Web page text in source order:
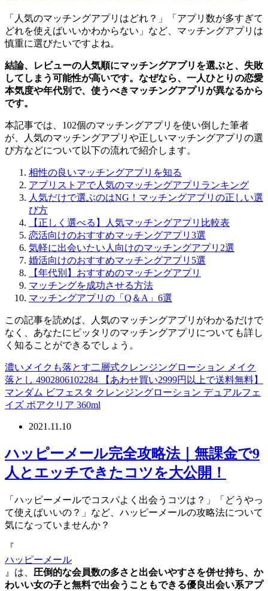
「人気のマッチングアプリはどれ？」「アプリ数が多すぎて
どれを使えばいいかわからない」など、マッチングアプリは
慎重に選びたいですよね。
結論、レビューの人気順にマッチングアプリを選ぶと、失敗
してしまう可能性が高いです。なぜなら、一人ひとりの恋愛
本気度や年代別で、使うべきマッチングアプリが異なるから
です。
本記事では、102個のマッチングアプリを使い倒した筆者
が、人気のマッチングアプリや正しいマッチングアプリの選
び方などについて以下の流れで紹介します。
相性の良いマッチングアプリを知る
アプリストアで人気のマッチングアプリランキング
人気だけで選ぶのはNG！マッチングアプリの正しい選
び方
【正しく選べる】人気マッチングアプリ比較表
恋活向けのおすすめマッチングアプリ3選
気軽に出会いたい人向けのマッチングアプリ2選
婚活向けのおすすめマッチングアプリ5選
【年代別】おすすめのマッチングアプリ
マッチングを成功させる方法
マッチングアプリの「Q＆A」6選
この記事を読めば、人気のマッチングアプリがわかるだけで
なく、あなたにピッタリのマッチングアプリについても詳し
く知ることができるでしょう。
濃いメイクも落とす二層式クレンジングローション メイク
落とし 4902806102284 【あわせ買い2999円以上で送料無料】
マンダム ビフェスタ クレンジングローション デュアルフェ
イズ ポアクリア 360ml
2021.11.10
ハッピーメール完全攻略法｜無課金で9
人とエッチできたコツを大公開！
「ハッピーメールでコスパよく出会うコツは？」「どうやっ
て使えばいいの？」など、ハッピーメールの攻略法について
気になっていませんか？
『
ハッピーメール
』は、 圧倒的な会員数の多さと出会いやすさを併せ持ち、か
わいい女の子と無料で出会うこともできる優良出会い系アプ